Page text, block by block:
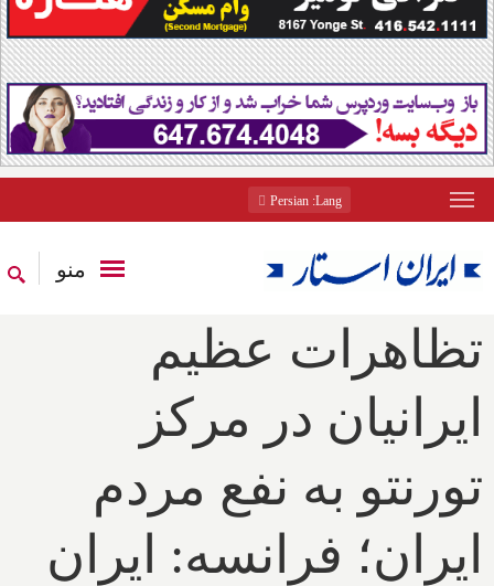
Lang
: Persian
منو
تظاهرات عظیم
ایرانیان در مرکز
تورنتو به نفع مردم
ایران؛ فرانسه: ایران